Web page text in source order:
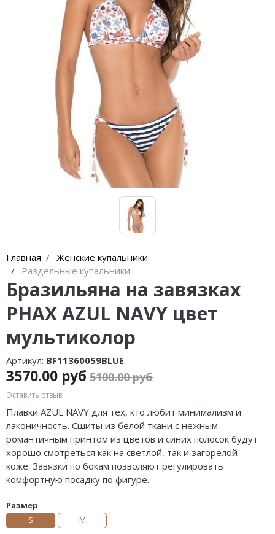
Главная
Женские купальники
Раздельные купальники
Бразильяна на завязках
PHAX AZUL NAVY цвет
мультиколор
Артикул: BF11360059BLUE
3570.00 руб 5100.00 руб
Оставить отзыв
Плавки AZUL NAVY для тех, кто любит минимализм и
лаконичность. Сшиты из белой ткани с нежным
романтичным принтом из цветов и синих полосок будут
хорошо смотреться как на светлой, так и загорелой
коже. Завязки по бокам позволяют регулировать
комфортную посадку по фигуре.
Размер
S M
Nuria Ferrer
Bond-eye
Heroine Sport